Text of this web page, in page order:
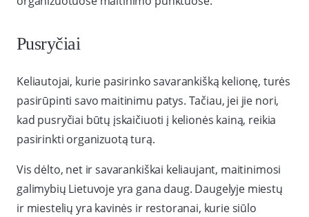
Pusryčiai
Keliautojai, kurie pasirinko savarankišką kelionę, turės
pasirūpinti savo maitinimu patys. Tačiau, jei jie nori,
kad pusryčiai būtų įskaičiuoti į kelionės kainą, reikia
pasirinkti organizuotą turą.
Vis dėlto, net ir savarankiškai keliaujant, maitinimosi
galimybių Lietuvoje yra gana daug. Daugelyje miestų
ir miestelių yra kavinės ir restoranai, kurie siūlo